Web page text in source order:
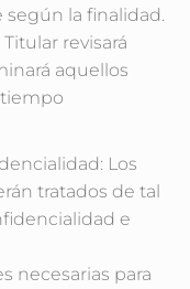
la finalidad.
revisará
aquellos
Los
tratados de tal
e
necesarias para